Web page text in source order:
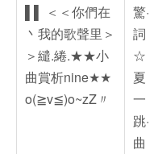
▌▌ ＜＜你們在
丶我的歌聲里＞
＞繾.綣.★★小
曲賞析nine★★
o(≧v≦)o~zZ〃
驚·
詞
☆
夏
一
跳·
曲